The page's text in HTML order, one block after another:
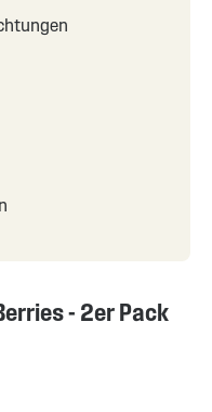
- 2er Pack